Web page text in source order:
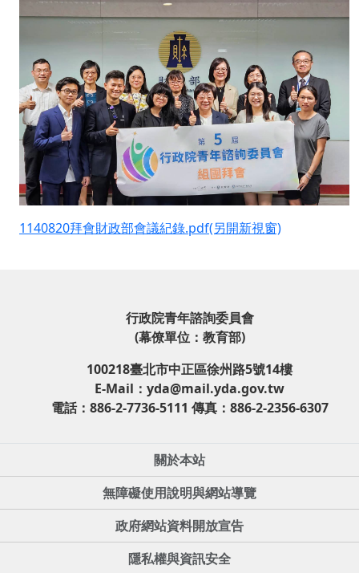
1140820拜會財政部會議紀錄.pdf(另開新視窗)
行政院青年諮詢委員會
(幕僚單位：教育部)
100218臺北市中正區徐州路5號14樓
E-Mail：yda@mail.yda.gov.tw
電話：886-2-7736-5111 傳真：886-2-2356-6307
關於本站
無障礙使用說明與網站導覽
政府網站資料開放宣告
隱私權與資訊安全